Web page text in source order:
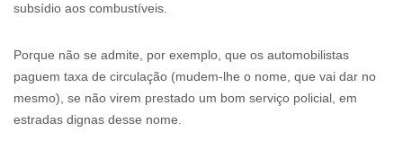
subsídio aos combustíveis.
Porque não se admite, por exemplo, que os automobilistas
paguem taxa de circulação (mudem-lhe o nome, que vai dar no
mesmo), se não virem prestado um bom serviço policial, em
estradas dignas desse nome.